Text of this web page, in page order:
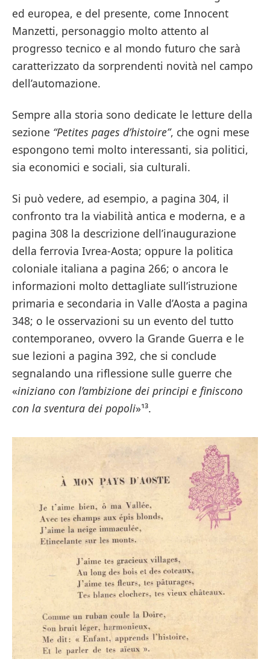
ed europea, e del presente, come Innocent
Manzetti, personaggio molto attento al
progresso tecnico e al mondo futuro che sarà
caratterizzato da sorprendenti novità nel campo
dell’automazione.
Sempre alla storia sono dedicate le letture della
sezione “Petites pages d’histoire”, che ogni mese
espongono temi molto interessanti, sia politici,
sia economici e sociali, sia culturali.
Si può vedere, ad esempio, a pagina 304, il
confronto tra la viabilità antica e moderna, e a
pagina 308 la descrizione dell’inaugurazione
della ferrovia Ivrea-Aosta; oppure la politica
coloniale italiana a pagina 266; o ancora le
informazioni molto dettagliate sull’istruzione
primaria e secondaria in Valle d’Aosta a pagina
348; o le osservazioni su un evento del tutto
contemporaneo, ovvero la Grande Guerra e le
sue lezioni a pagina 392, che si conclude
segnalando una riflessione sulle guerre che
«iniziano con l’ambizione dei principi e finiscono
con la sventura dei popoli»¹³.